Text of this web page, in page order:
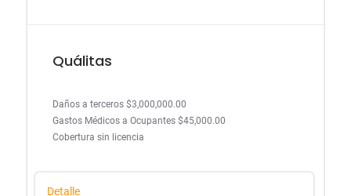
Quálitas
Daños a terceros $3,000,000.00
Gastos Médicos a Ocupantes $45,000.00
Cobertura sin licencia
Detalle